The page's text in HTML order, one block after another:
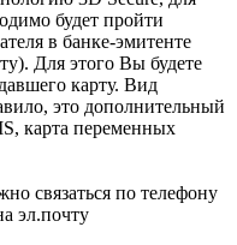
будет пройти
в банке-эмитенте
Для этого Вы будете
карту. Вид
это дополнительный
карта переменных
связаться по телефону
эл.почту